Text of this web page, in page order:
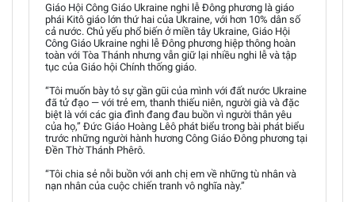
Giáo Hội Công Giáo Ukraine nghi lễ Đông phương là giáo
phái Kitô giáo lớn thứ hai của Ukraine, với hơn 10% dân số
cả nước. Chủ yếu phổ biến ở miền tây Ukraine, Giáo Hội
Công Giáo Ukraine nghi lễ Đông phương hiệp thông hoàn
toàn với Tòa Thánh nhưng vẫn giữ lại nhiều nghi lễ và tập
tục của Giáo hội Chính thống giáo.
“Tôi muốn bày tỏ sự gần gũi của mình với đất nước Ukraine
đã tử đạo — với trẻ em, thanh thiếu niên, người già và đặc
biệt là với các gia đình đang đau buồn vì người thân yêu
của họ,” Đức Giáo Hoàng Lêô phát biểu trong bài phát biểu
trước những người hành hương Công Giáo Đông phương tại
Đền Thờ Thánh Phêrô.
“Tôi chia sẻ nỗi buồn với anh chị em về những tù nhân và
nạn nhân của cuộc chiến tranh vô nghĩa này.”